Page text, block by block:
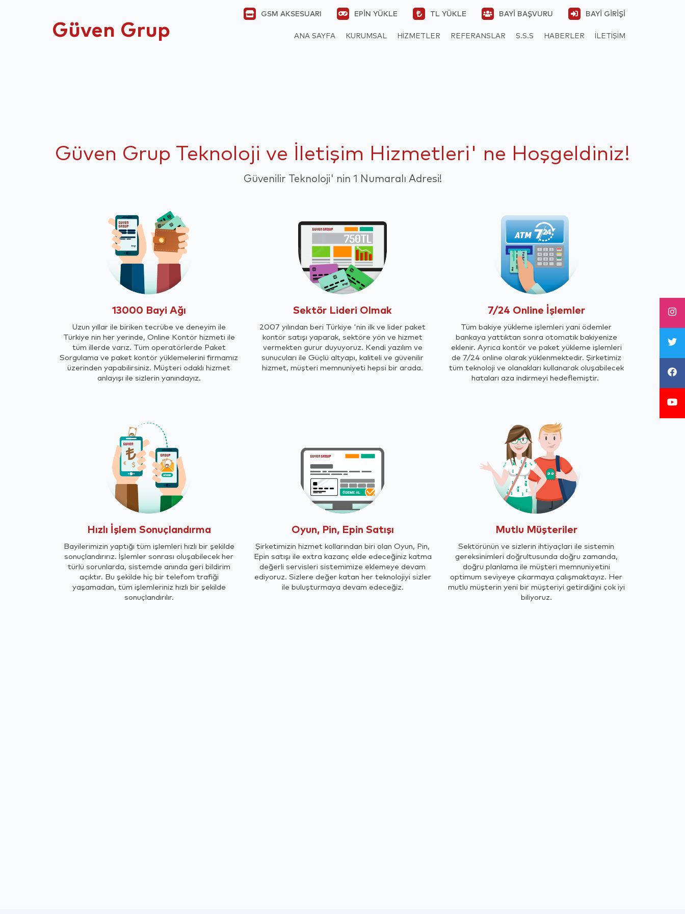
Güven Grup
BAYI GIRIŞI
BAYI BAŞVURU
TL YÜKLE
EPİN YÜKLE
GSM AKSESUARI
ANA SAYFA KURUMSAL HIZMETLER REFERANSLAR S.S.S HABERLER İLETIŞIM
Güven Grup Teknoloji ve İletişim Hizmetleri' ne Hoşgeldiniz!
Güvenilir Teknoloji' nin 1 Numaralı Adresi!
13000 Bayi Ağı
Uzun yıllar ile biriken tecrübe ve deneyim ile
Türkiye nin her yerinde, Online Kontör hizmeti ile
tüm illerde varız. Tüm operatörlerde Paket
Sorgulama ve paket kontör yüklemelerini firmamız
üzerinden yapabilirsiniz. Müşteri odaklı hizmet
anlayışı ile sizlerin yanındayız.
Sektör Lideri Olmak
2007 yılından beri Türkiye 'nin ilk ve lider paket
kontör satışı yaparak, sektöre yön ve hizmet
vermekten gurur duyuyoruz. Kendi yazılım ve
sunucuları ile Güçlü altyapı, kaliteli ve güvenilir
hizmet, müşteri memnuniyeti hepsi bir arada.
7/24 Online İşlemler
Tüm bakiye yükleme işlemleri yani ödemler
bankaya yattıktan sonra otomatik bakiyenize
eklenir. Ayrıca kontör ve paket yükleme işlemleri
de 7/24 online olarak yüklenmektedir. Şirketimiz
tüm teknoloji ve olanakları kullanarak oluşabilecek
hataları aza indirmeyi hedeflemiştir.
Hızlı İşlem Sonuçlandırma
Bayilerimizin yaptığı tüm işlemleri hızlı bir şekilde
sonuçlandırırız. İşlemler sonrası oluşabilecek her
türlü sorunlarda, sistemde anında geri bildirim
açıktır. Bu şekilde hiç bir telefom trafiği
yaşamadan, tüm işlemleriniz hızlı bir şekilde
sonuçlandırılır.
Oyun, Pin, Epin Satışı
Şirketimizin hizmet kollarından biri olan Oyun, Pin,
Epin satışı ile extra kazanç elde edeceğiniz katma
değerli servisleri sistemimize eklemeye devam
ediyoruz. Sizlere değer katan her teknolojiyi sizler
ile buluşturmaya devam edeceğiz.
Mutlu Müşteriler
Sektörünün ve sizlerin ihtiyaçları ile sistemin
gereksinimleri doğrultusunda doğru zamanda,
doğru planlama ile müşteri memnuniyetini
optimum seviyeye çıkarmaya çalışmaktayız. Her
mutlu müşterin yeni bir müşteriyi getirdiğini çok iyi
biliyoruz.